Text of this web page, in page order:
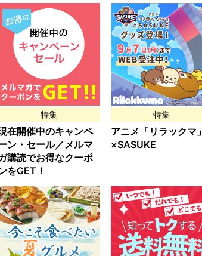
特集
在開催中のキャンペ
ン・セール／メルマ
購読でお得なクーポ
をGET！
特集
アニメ「リラックマ」
×SASUKE